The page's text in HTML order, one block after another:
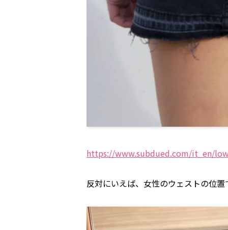
https://www.subdued.com/it_en/
反対にいえば、女性のウェストの位